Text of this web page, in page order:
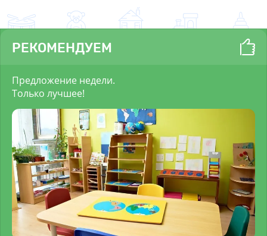
РЕКОМЕНДУЕМ
Предложение недели.
Только лучшее!